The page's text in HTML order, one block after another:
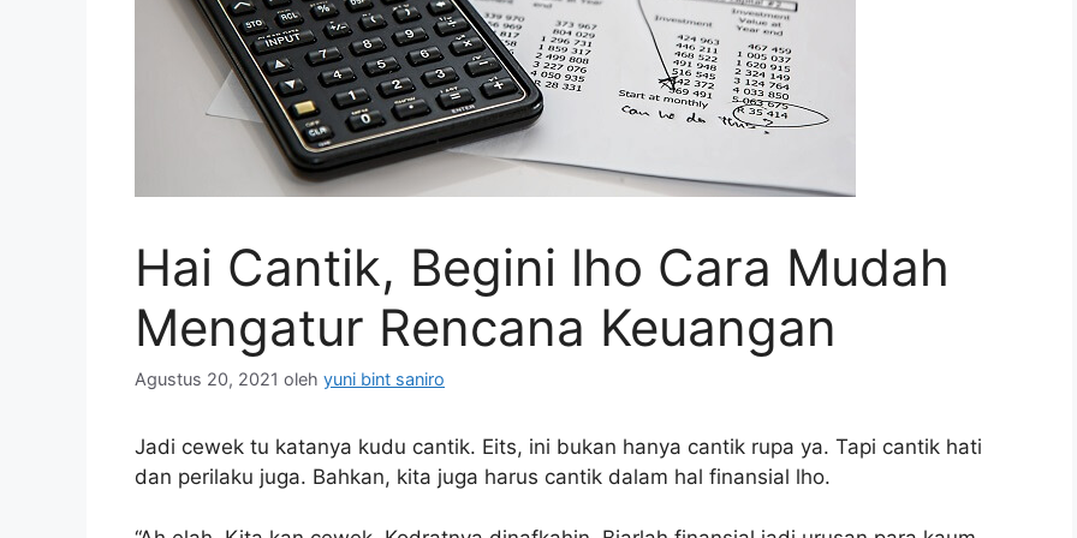
Hai Cantik, Begini lho Cara Mudah
Mengatur Rencana Keuangan
Agustus 20, 2021 oleh yuni bint saniro
Jadi cewek tu katanya kudu cantik. Eits, ini bukan hanya cantik rupa ya. Tapi cantik hati
dan perilaku juga. Bahkan, kita juga harus cantik dalam hal finansial lho.